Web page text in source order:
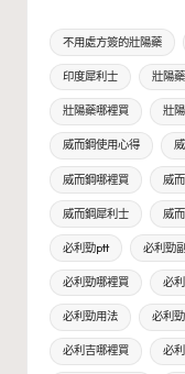
不用處方簽的壯陽藥
印度犀利士 壯陽藥
壯陽藥哪裡買 壯
威而鋼使用心得
威而鋼哪裡買 威
威而鋼犀利士 威
必利勁ptt 必利勁
必利勁哪裡買 必
必利勁用法 必利
必利吉哪裡買 必